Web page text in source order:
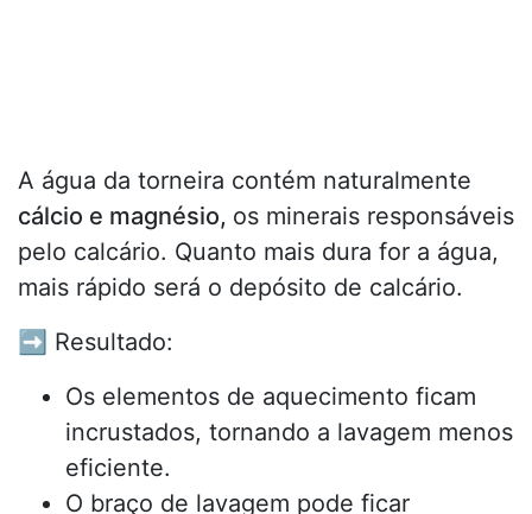
A água da torneira contém naturalmente
cálcio e magnésio, os minerais responsáveis
pelo calcário. Quanto mais dura for a água,
mais rápido será o depósito de calcário.
➡️ Resultado:
Os elementos de aquecimento ficam
incrustados, tornando a lavagem menos
eficiente.
O braço de lavagem pode ficar